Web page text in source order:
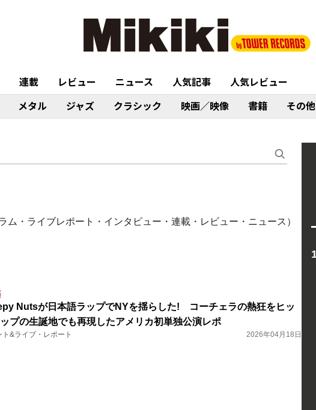
連載 レビュー ニュース 人気記事
人気レビュー
メタル ジャズ クラシック 映画／映像 書籍 その他
ム・ライブレポート・インタビュー・連載・レビュー・ニュース）
Nutsが日本語ラップでNYを揺らした! コーチェラの熱狂をヒッ
プの生誕地でも再現したアメリカ初単独公演レポ
ト&ライブ・レポート 2026年04月18日